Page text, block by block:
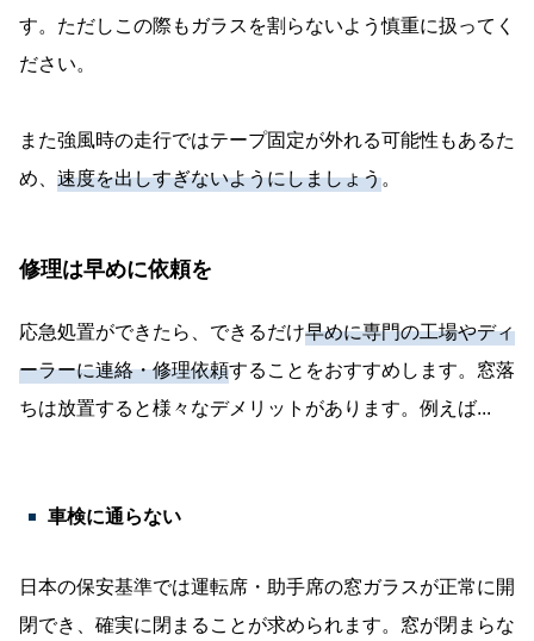
す。ただしこの際もガラスを割らないよう慎重に扱ってく
ださい。
また強風時の走行ではテープ固定が外れる可能性もあるた
め、 速度を出しすぎないようにしましょう。
修理は早めに依頼を
応急処置ができたら、できるだけ早めに専門の工場やディ
ーラーに連絡・修理依頼することをおすすめします。窓落
ちは放置すると様々なデメリットがあります。例えば...
車検に通らない
日本の保安基準では運転席・助手席の窓ガラスが正常に開
閉でき、確実に閉まることが求められます。窓が閉まらな